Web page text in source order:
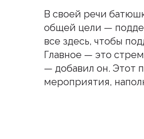
В своей речи
общей цели —
все здесь, чтобы
Главное — это
— добавил он. Этот
мероприятия,